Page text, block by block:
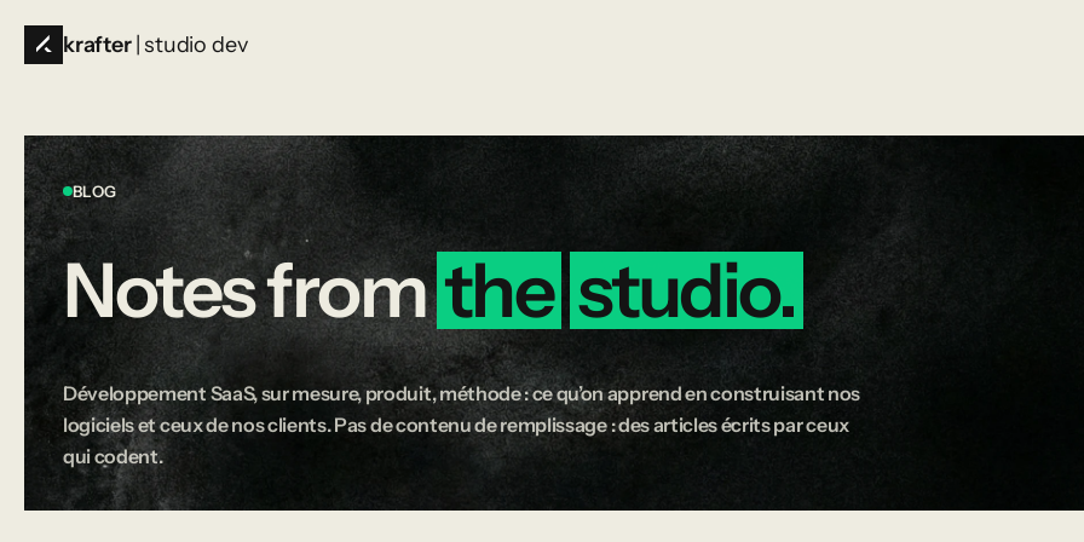
krafter | studio dev
BLOG
Notesfrom the studio.
Développement SaaS, sur mesure, produit, méthode : ce qu’on apprend en construisant nos
logiciels et ceux de nos clients. Pas de contenu de remplissage : des articles écrits par ceux
qui codent.